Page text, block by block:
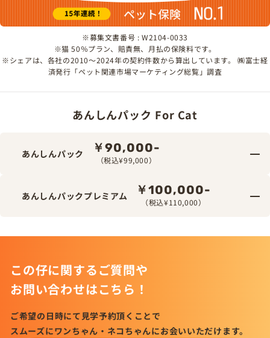
※募集文書番号 : W2104-0033
※猫 50％プラン、賠責無、月払の保険料です。
※シェアは、各社の2010～2024年の契約件数から算出しています。 ㈱富士経
済発行「ペット関連市場マーケティング総覧」調査
あんしんパック For Cat
あんしんパック ￥90,000-
（税込¥99,000）
あんしんパックプレミアム ￥100,000-
（税込¥110,000）
この仔に関するご質問や
お問い合わせはこちら！
ご希望の日時にて見学予約頂くことで
スムーズにワンちゃん・ネコちゃんにお会いいただけます。